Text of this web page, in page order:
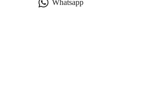
Whatsapp